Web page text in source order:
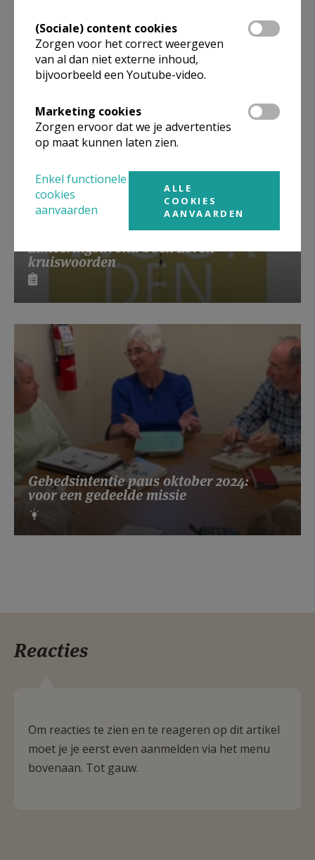
Beroepsvereniging Zorgpastores
Lanceringsavond boek Zeven
kruiswoorden
Gebedsintentie paus oktober 2024:
voor een gedeelde missie
Reacties
Om reacties te zien en te reageren op dit artikel
moet je je eerst even aanmelden via het menu
bovenaan. Tot gauw.
(Sociale) content cookies
Zorgen voor het correct weergeven
van al dan niet externe inhoud,
bijvoorbeeld een Youtube-video.
Marketing cookies
Zorgen ervoor dat we je advertenties
op maat kunnen laten zien.
Enkel functionele
cookies
aanvaarden
ALLE
COOKIES
AANVAARDEN